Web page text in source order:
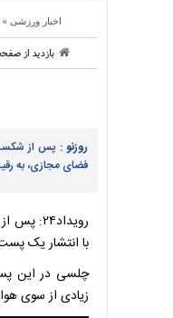
اخبار ورزشی »
بازدید از
روزنو : پس از شکست
فضای مجازی، به
با انتشار یک
چلسی در این
زیادی از سوی